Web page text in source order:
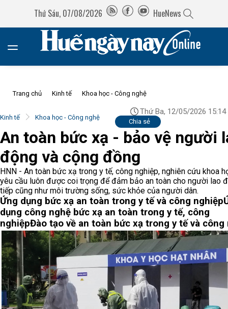
Thứ Sáu, 07/08/2026 HueNews
Trang chủ Kinh tế Khoa học - Công nghệ
Kinh tế Khoa học - Công nghệ
Thứ Ba, 12/05/2026 15:14
Chia sẻ
An toàn bức xạ - bảo vệ người
động và cộng đồng
HNN - An toàn bức xạ trong y tế, công nghiệp, nghiên cứu khoa
yêu cầu luôn được coi trọng để đảm bảo an toàn cho người lao
tiếp cũng như môi trường sống, sức khỏe của người dân.
Ứng dụng bức xạ an toàn trong y tế và công nghiệp
dụng công nghệ bức xạ an toàn trong y tế, công
nghiệpĐào tạo về an toàn bức xạ trong y tế và công